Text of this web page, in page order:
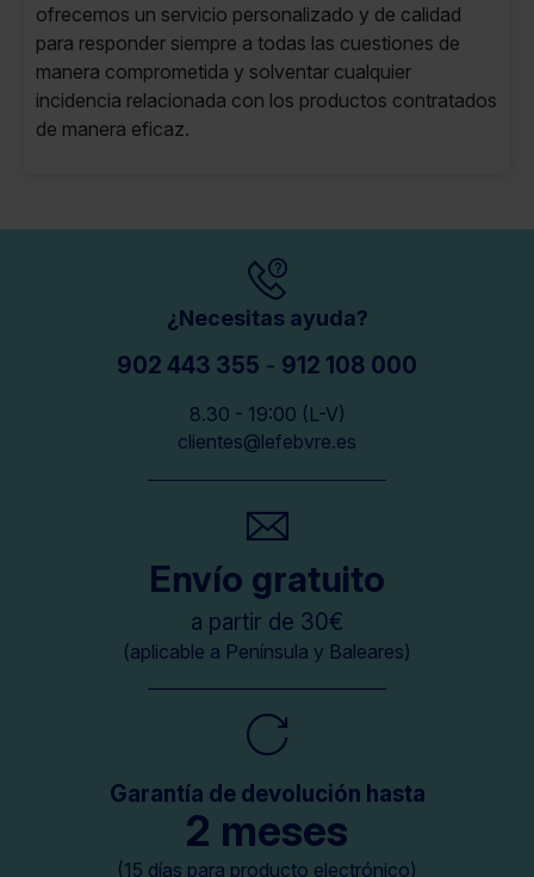
ofrecemos un servicio personalizado y de calidad
para responder siempre a todas las cuestiones de
manera comprometida y solventar cualquier
incidencia relacionada con los productos contratados
de manera eficaz.
¿Necesitas ayuda?
902 443 355 - 912 108 000
8.30 - 19:00 (L-V)
clientes@lefebvre.es
Envío gratuito
a partir de 30€
(aplicable a Península y Baleares)
Garantía de devolución hasta
2 meses
(15 días para producto electrónico)